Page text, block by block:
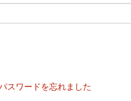
スワードを忘れました